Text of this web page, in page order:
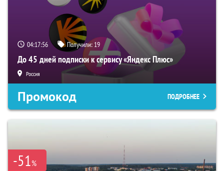
04:17:55 Получили: 19
До 45 дней подписки к сервису «Яндекс Плюс»
Россия
Промокод ПОДРОБНЕЕ
-51%